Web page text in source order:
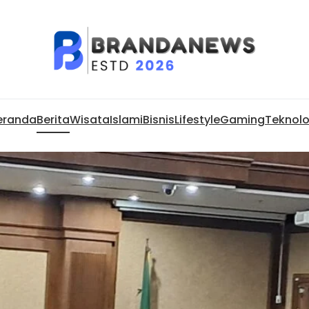
BeritaWisataIslamiBisnisLifestyleGaming